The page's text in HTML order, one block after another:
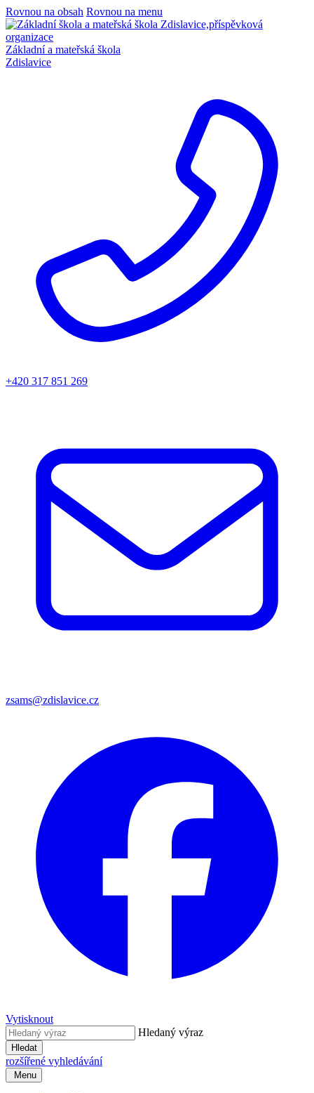
Rovnou na obsah Rovnou na menu
Základní a mateřská škola
Zdislavice
+420 317 851 269
zsams@zdislavice.cz
Vytisknout
Hledaný výraz
Hledat
rozšířené vyhledávání
Menu